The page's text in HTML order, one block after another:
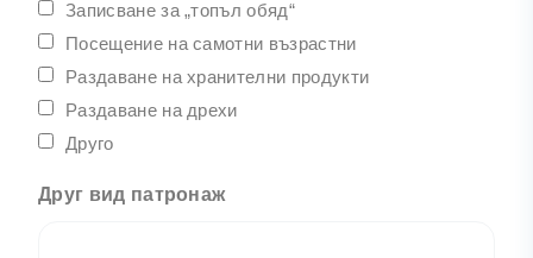
Записване за „топъл обяд“
Посещение на самотни възрастни
Раздаване на хранителни продукти
Раздаване на дрехи
Друго
Друг вид патронаж